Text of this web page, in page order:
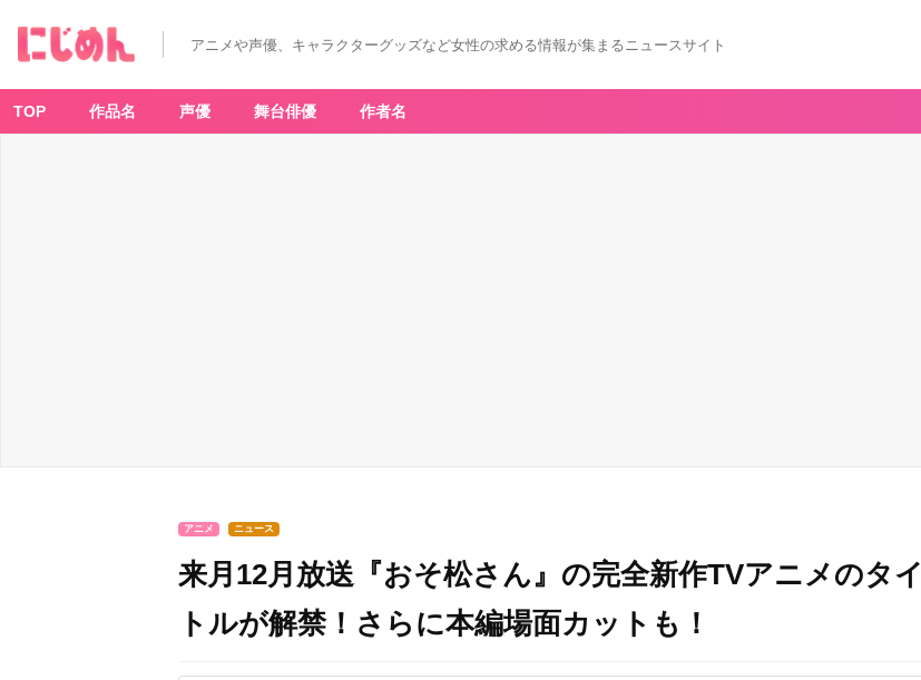
アニメや声優、キャラクターグッズなど女性の求める情報が集まるニュースサイト
TOP 作品名 声優 舞台俳優 作者名
アニメ ニュース
来月12月放送『おそ松さん』の完全新作TVアニメのタイ
トルが解禁！さらに本編場面カットも！